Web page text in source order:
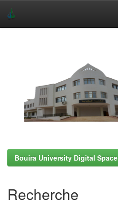
Bouira University Digital Space
Recherche